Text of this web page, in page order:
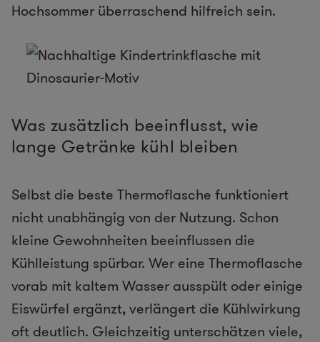
Hochsommer überraschend hilfreich sein.
Was zusätzlich beeinflusst, wie
lange Getränke kühl bleiben
Selbst die beste Thermoflasche funktioniert
nicht unabhängig von der Nutzung. Schon
kleine Gewohnheiten beeinflussen die
Kühlleistung spürbar. Wer eine Thermoflasche
vorab mit kaltem Wasser ausspült oder einige
Eiswürfel ergänzt, verlängert die Kühlwirkung
oft deutlich. Gleichzeitig unterschätzen viele,